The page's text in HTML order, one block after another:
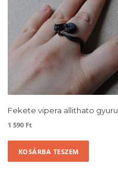
Fekete vipera allithato gyuru
1 590 Ft
KOSÁRBA TESZEM